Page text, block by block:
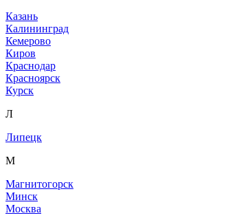
Казань
Калининград
Кемерово
Киров
Краснодар
Красноярск
Курск
Л
Липецк
М
Магнитогорск
Минск
Москва